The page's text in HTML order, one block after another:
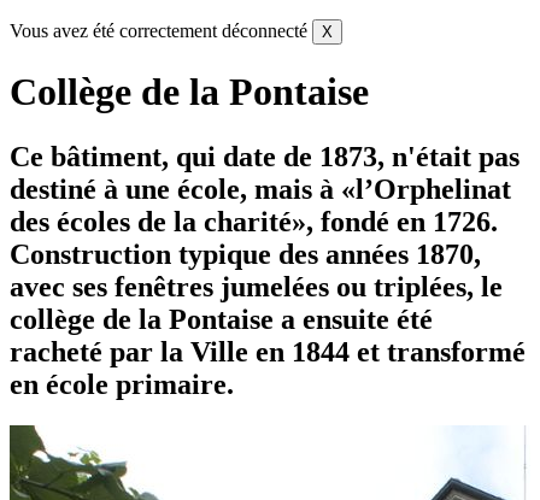
Vous avez été correctement déconnecté X
Collège de la Pontaise
Ce bâtiment, qui date de 1873, n'était pas
destiné à une école, mais à «l’Orphelinat
des écoles de la charité», fondé en 1726.
Construction typique des années 1870,
avec ses fenêtres jumelées ou triplées, le
collège de la Pontaise a ensuite été
racheté par la Ville en 1844 et transformé
en école primaire.